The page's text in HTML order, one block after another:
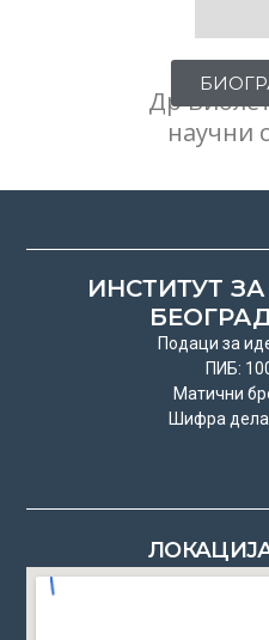
Др
научни
ИНСТИТУТ
Подаци за
ПИБ:
Матични
Шифра